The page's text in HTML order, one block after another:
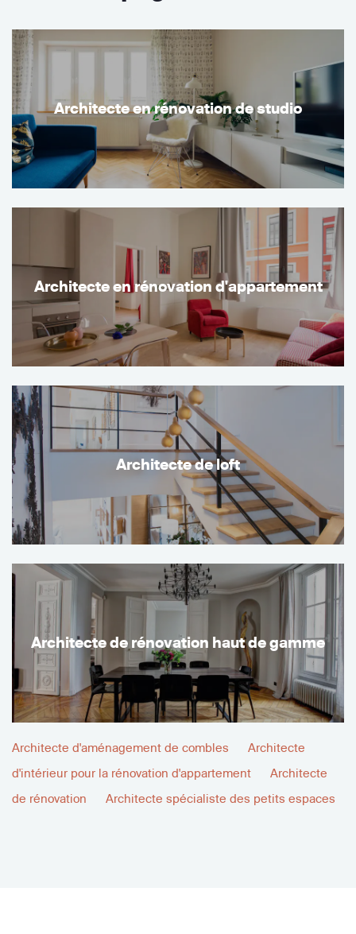
Architecte en rénovation de studio
Architecte en rénovation d'appartement
Architecte de loft
Architecte de rénovation haut de gamme
Architecte d'aménagement de combles
Architecte
d'intérieur pour la rénovation d'appartement
Architecte
de rénovation
Architecte spécialiste des petits espaces